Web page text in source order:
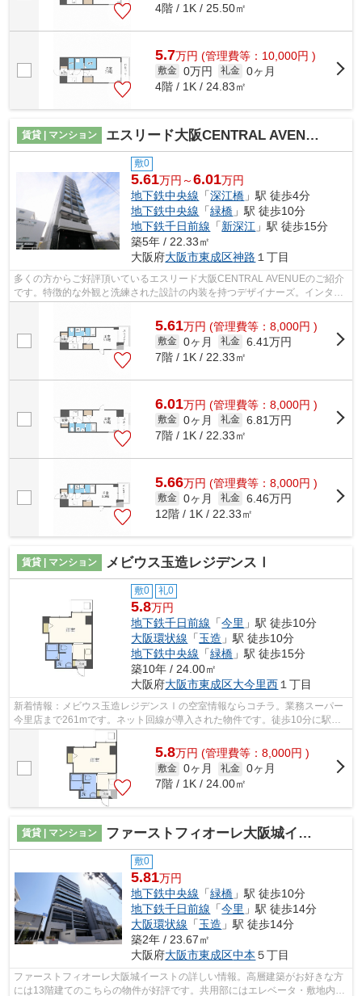
4階 / 1K / 25.50㎡
5.7万円 (管理費等：10,000円 )
敷金 0万円 礼金 0ヶ月
4階 / 1K / 24.83㎡
賃貸 | マンション エスリード大阪CENTRAL AVENUE
敷0
5.61万円～6.01万円
地下鉄中央線 「深江橋 」駅 徒歩4分
地下鉄中央線 「緑橋 」駅 徒歩10分
地下鉄千日前線 「新深江 」駅 徒歩15分
築5年 / 22.33㎡
大阪府大阪市東成区神路 １丁目
多くの方からご好評頂いているエスリード大阪CENTRAL AVENUEのご紹介
です。特徴的な外観と洗練された設計の内装を持つデザイナーズ。インター
5.61万円 (管理費等：8,000円 )
敷金 0ヶ月 礼金 6.41万円
7階 / 1K / 22.33㎡
6.01万円 (管理費等：8,000円 )
敷金 0ヶ月 礼金 6.81万円
7階 / 1K / 22.33㎡
5.66万円 (管理費等：8,000円 )
敷金 0ヶ月 礼金 6.46万円
12階 / 1K / 22.33㎡
賃貸 | マンション メビウス玉造レジデンスⅠ
敷0 礼0
5.8万円
地下鉄千日前線 「今里 」駅 徒歩10分
大阪環状線 「玉造 」駅 徒歩10分
地下鉄中央線 「緑橋 」駅 徒歩15分
築10年 / 24.00㎡
大阪府大阪市東成区大今里西 １丁目
新着情報：メビウス玉造レジデンスⅠの空室情報ならコチラ。業務スーパー
今里店まで261mです。ネット回線が導入された物件です。徒歩10分に駅の
ある、ニーズの高い物件です。大阪市東...
5.8万円 (管理費等：8,000円 )
敷金 0ヶ月 礼金 0ヶ月
7階 / 1K / 24.00㎡
賃貸 | マンション ファーストフィオーレ大阪城イースト
敷0
5.81万円
地下鉄中央線 「緑橋 」駅 徒歩10分
地下鉄千日前線 「今里 」駅 徒歩14分
大阪環状線 「玉造 」駅 徒歩14分
築2年 / 23.67㎡
大阪府大阪市東成区中本 ５丁目
ファーストフィオーレ大阪城イーストの詳しい情報。高層建築がお好きな方
には13階建てのこちらの物件が好評です。共用部にはエレベータ・敷地内ご